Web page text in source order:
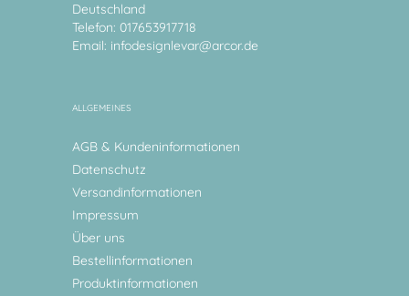
Deutschland
Telefon: 017653917718
Email: infodesignlevar@arcor.de
ALLGEMEINES
AGB & Kundeninformationen
Datenschutz
Versandinformationen
Impressum
Über uns
Bestellinformationen
Produktinformationen